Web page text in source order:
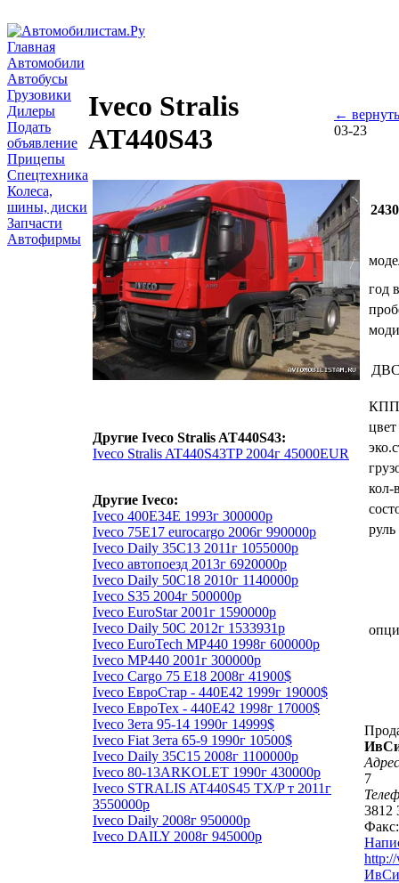
Главная
Автомобили
Автобусы
Грузовики
Дилеры
Подать
объявление
Прицепы
Спецтехника
Колеса,
шины, диски
Запчасти
Автофирмы
Iveco Stralis
AT440S43
←
03-23
Другие Iveco Stralis AT440S43:
Iveco Stralis AT440S43TP 2004г 45000EUR
Другие Iveco:
Iveco 400Е34Е 1993г 300000р
Iveco 75E17 eurocargo 2006г 990000р
Iveco Daily 35C13 2011г 1055000р
Iveco автопоезд 2013г 6920000р
Iveco Daily 50C18 2010г 1140000р
Iveco S35 2004г 500000р
Iveco EuroStar 2001г 1590000р
Iveco Daily 50C 2012г 1533931р
Iveco EuroTech MP440 1998г 600000р
Iveco MP440 2001г 300000р
Iveco Cargo 75 Е18 2008г 41900$
Iveco ЕвроСтар - 440Е42 1999г 19000$
Iveco ЕвроТех - 440Е42 1998г 17000$
Iveco Зета 95-14 1990г 14999$
Iveco Fiat Зета 65-9 1990г 10500$
Iveco Daily 35C15 2008г 1100000р
Iveco 80-13ARKOLET 1990г 430000р
Iveco STRALIS AT440S45 TX/P т 2011г
3550000р
Iveco Daily 2008г 950000р
Iveco DAILY 2008г 945000р
год
КПП
цвет
кол-
руль
7
3812